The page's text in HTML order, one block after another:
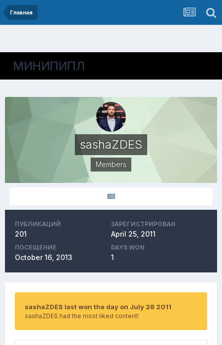
Главная
МИНИПИПЛ
sashaZDES
Members
ПУБЛИКАЦИЙ
201
ЗАРЕГИСТРИРОВАН
April 25, 2011
ПОСЕЩЕНИЕ
October 16, 2013
DAYS WON
1
sashaZDES last won the day on July 28 2011
sashaZDES had the most liked content!